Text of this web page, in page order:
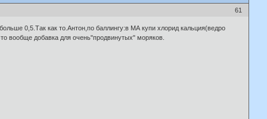
61
0,5.Так как то.Антон,по баллингу:в МА купи хлорид кальция(ведро
вообще добавка для очень"продвинутых" моряков.